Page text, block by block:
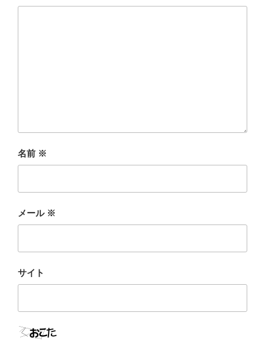
名前 ※
メール ※
サイト